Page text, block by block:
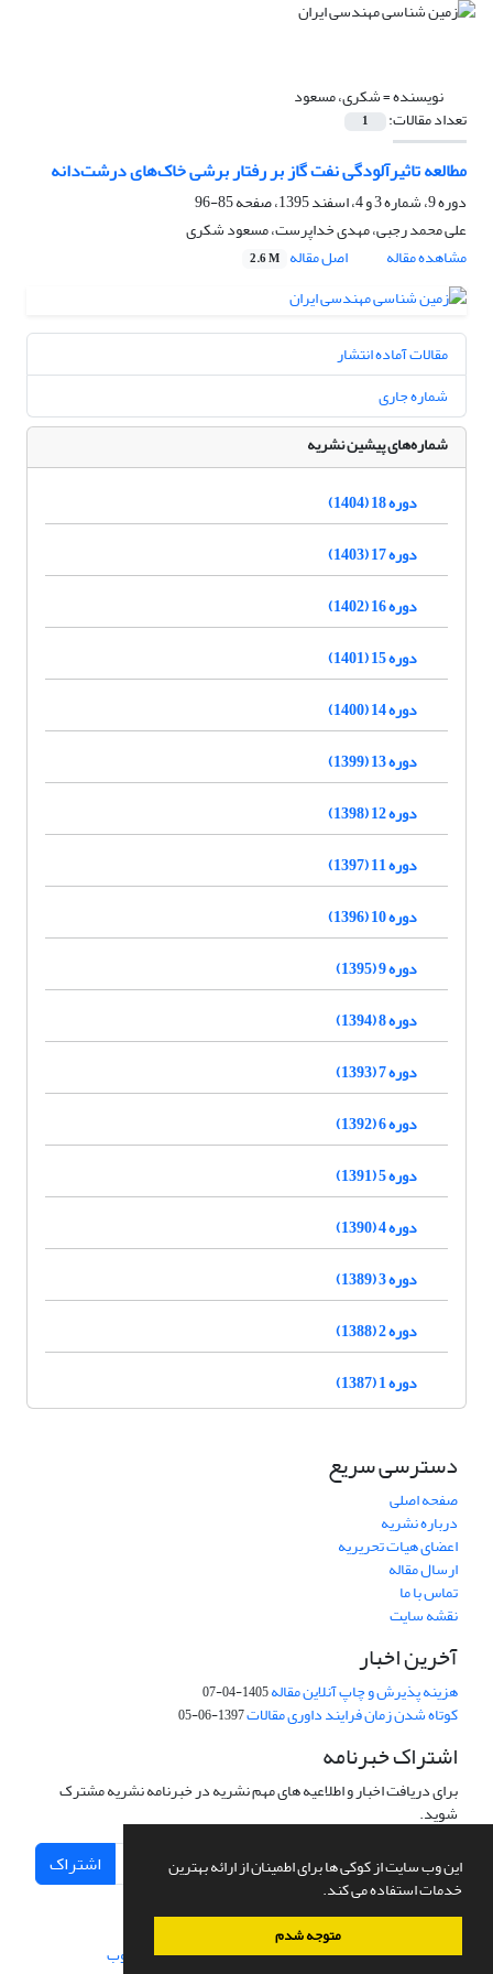
این وب سایت از کوکی ها برای اطمینان از ارائه بهترین
خدمات استفاده می کند.
متوجه شدم
نویسنده =شکری، مسعود
تعداد مقالات: 1
مطالعه تاثیرآلودگی نفت گاز بر رفتار برشی خاک‌های درشت‌دانه
دوره 9، شماره 3 و 4، اسفند 1395، صفحه
85-96
علی محمد رجبی، مهدی خداپرست، مسعود شکری
مشاهده مقاله
اصل مقاله 2.6 M
مقالات آماده انتشار
شماره جاری
شماره‌های پیشین نشریه
دوره 18 (1404)
دوره 17 (1403)
دوره 16 (1402)
دوره 15 (1401)
دوره 14 (1400)
دوره 13 (1399)
دوره 12 (1398)
دوره 11 (1397)
دوره 10 (1396)
دوره 9 (1395)
دوره 8 (1394)
دوره 7 (1393)
دوره 6 (1392)
دوره 5 (1391)
دوره 4 (1390)
دوره 3 (1389)
دوره 2 (1388)
دوره 1 (1387)
دسترسی سریع
صفحه اصلی
درباره نشریه
اعضای هیات تحریریه
ارسال مقاله
تماس با ما
نقشه سایت
آخرین اخبار
هزینه پذیرش و چاپ آنلاین مقاله1405-04-07
کوتاه شدن زمان فرایند داوری مقالات1397-06-05
اشتراک خبرنامه
برای دریافت اخبار و اطلاعیه های مهم نشریه در خبرنامه نشریه مشترک
شوید.
اشتراک
سامانه مدیریت نشریات علمی.طراحی و پیاده سازی از سیناوب